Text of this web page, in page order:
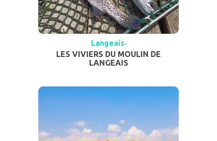
Langeais-
LES VIVIERS DU MOULIN DE
LANGEAIS